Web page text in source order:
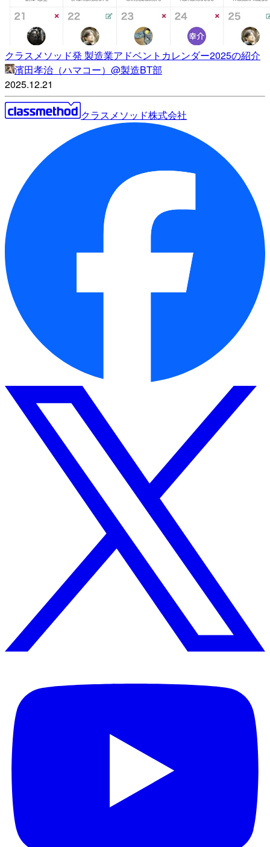
クラスメソッド発 製造業アドベントカレンダー2025の紹介
濱田孝治（ハマコー）@製造BT部
2025.12.21
クラスメソッド株式会社